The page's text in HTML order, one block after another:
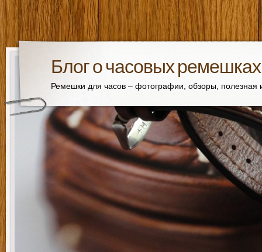
Блог о часовых ремешках
Ремешки для часов – фотографии, обзоры,